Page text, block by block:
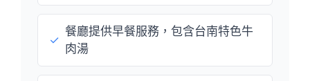
✓
餐廳提供早餐服務，包含台南特色牛
肉湯